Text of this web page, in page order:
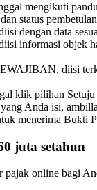
mengikuti
status pembetulan
dengan data
informasi objek
diisi
klik pilihan Setuju
Anda isi,
menerima Bukti
juta setahun
online bagi